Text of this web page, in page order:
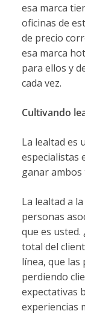
esa marca
oficinas de
de precio
esa marca
para ellos y
cada vez.
Cultivando
La lealtad es
especialistas
ganar ambos
La lealtad a
personas
que es usted.
total del
línea, que las
perdiendo
expectativas
experiencias